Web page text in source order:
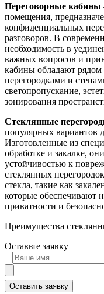
Переговорные кабины
помещения,
конфиденциальных
разговоров. В
необходимость в
важных вопросов и
кабины обладают
перегородками и
светопропускание,
зонирования
Стеклянные
популярных вариантов
Изготовленные из
обработке и закалке,
устойчивостью к
стеклянных
стекла, такие как
которые обеспечивают
приватности и
Преимущества
Оставьте заявку
Оставить заявку